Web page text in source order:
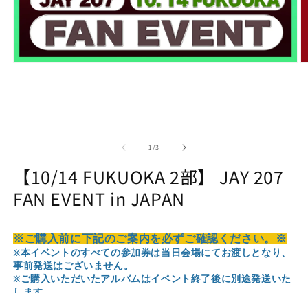
1/of
3
【10/14 FUKUOKA 2部】 JAY 207
FAN EVENT in JAPAN
※ご購入前に下記のご案内を必ずご確認ください。※
※本イベントのすべての参加券は当日会場にてお渡しとなり、
事前発送はございません。
※ご購入いただいたアルバムはイベント終了後に別途発送いた